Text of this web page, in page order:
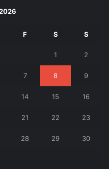
F S S
1 2
7 8 9
14 15 16
21 22 23
28 29 30